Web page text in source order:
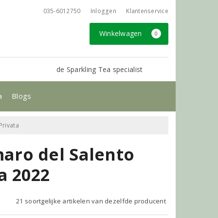
035-6012750 Inloggen Klantenservice
Winkelwagen 0
de Sparkling Tea specialist
Blogs
del Salento
2022
21 soortgelijke artikelen van dezelfde producent